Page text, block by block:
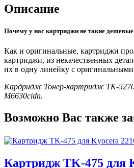
Описание
Почему у нас картриджи не такие
Как и оригинальные, картриджи
картриджи, из некачественных
их в одну линейку с
Кардридж Тонер-картридж TK-
M6630cidn.
Возможно Вас также
Картридж TK-475 для